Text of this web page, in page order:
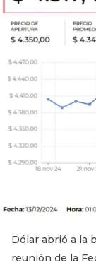
Dólar abrió a la
reunión de la